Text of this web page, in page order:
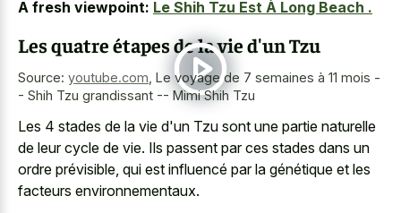
A fresh viewpoint: Le Shih Tzu Est À Long Beach .
Les quatre étapes de la vie d'un Tzu
Source: youtube.com Le voyage de 7 semaines à 11 mois -
- Shih Tzu grandissant -- Mimi Shih Tzu
Les 4 stades de la vie d'un Tzu sont une partie naturelle
de leur cycle de vie. Ils passent par ces stades dans un
ordre prévisible, qui est influencé par la génétique et les
facteurs environnementaux.